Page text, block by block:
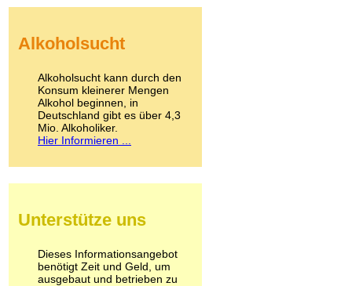
Kokain
LSD
Marihuana
Medikamente
Meskalin
Metamphetamin
Methadon
Pilze
Psychopharmaka
Schlafmittel
Schmerzmittel
Alkoholsucht
Alkoholsucht kann durch den
Konsum kleinerer Mengen
Alkohol beginnen, in
Deutschland gibt es über 4,3
Mio. Alkoholiker.
Hier Informieren ...
Unterstütze uns
Dieses Informationsangebot
benötigt Zeit und Geld, um
ausgebaut und betrieben zu